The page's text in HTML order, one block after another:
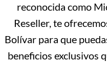
reconocida como
Reseller, te
Bolívar para que
beneficios exclusivos